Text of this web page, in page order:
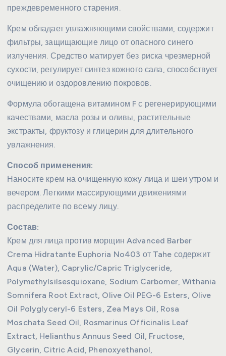
преждевременного старения.
Крем обладает увлажняющими свойствами, содержит
фильтры, защищающие лицо от опасного синего
излучения. Средство матирует без риска чрезмерной
сухости, регулирует синтез кожного сала, способствует
очищению и оздоровлению покровов.
Формула обогащена витамином F с регенерирующими
качествами, масла розы и оливы, растительные
экстракты, фруктозу и глицерин для длительного
увлажнения.
Способ применения:
Наносите крем на очищенную кожу лица и шеи утром и
вечером. Легкими массирующими движениями
распределите по всему лицу.
Состав:
Крем для лица против морщин Advanced Barber
Crema Hidratante Euphoria No403 от Tahe содержит
Aqua (Water), Caprylic/Capric Triglyceride,
Polymethylsilsesquioxane, Sodium Carbomer, Withania
Somnifera Root Extract, Olive Oil PEG-6 Esters, Olive
Oil Polyglyceryl-6 Esters, Zea Mays Oil, Rosa
Moschata Seed Oil, Rosmarinus Officinalis Leaf
Extract, Helianthus Annuus Seed Oil, Fructose,
Glycerin, Citric Acid, Phenoxyethanol,